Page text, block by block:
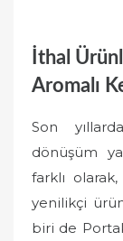
İthal
Aromalı
Son
dönüşüm
farklı
yenilikçi
biri de